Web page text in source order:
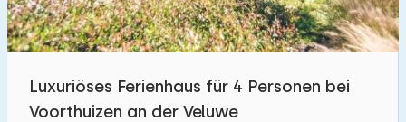
Entfernungen
Von Voorthuizen(max. km):
Luxuriöses Ferienhaus für 4 Personen bei
Voorthuizen an der Veluwe